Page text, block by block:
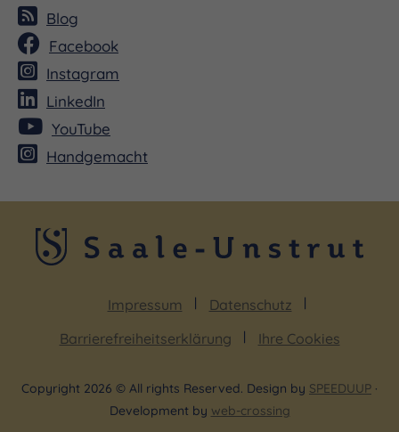
Blog
Facebook
Instagram
LinkedIn
YouTube
Handgemacht
Impressum
Datenschutz
Barrierefreiheitserklärung
Ihre Cookies
Copyright 2026 © All rights Reserved. Design by SPEEDUUP ·
Development by web-crossing